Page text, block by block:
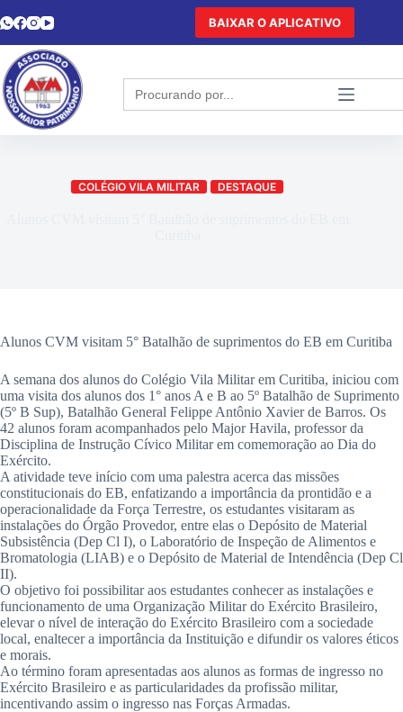
BAIXAR O APLICATIVO
Search
for:
COLÉGIO VILA MILITAR DESTAQUE
Alunos CVM visitam 5° Batalhão de suprimentos do EB em Curitiba
A semana dos alunos do Colégio Vila Militar em Curitiba, iniciou com
uma visita dos alunos dos 1° anos A e B ao 5º Batalhão de Suprimento
(5º B Sup), Batalhão General Felippe Antônio Xavier de Barros. Os
42 alunos foram acompanhados pelo Major Havila, professor da
Disciplina de Instrução Cívico Militar em comemoração ao Dia do
Exército.
A atividade teve início com uma palestra acerca das missões
constitucionais do EB, enfatizando a importância da prontidão e a
operacionalidade da Força Terrestre, os estudantes visitaram as
instalações do Órgão Provedor, entre elas o Depósito de Material
Subsistência (Dep Cl I), o Laboratório de Inspeção de Alimentos e
Bromatologia (LIAB) e o Depósito de Material de Intendência (Dep Cl
II).
O objetivo foi possibilitar aos estudantes conhecer as instalações e
funcionamento de uma Organização Militar do Exército Brasileiro,
elevar o nível de interação do Exército Brasileiro com a sociedade
local, enaltecer a importância da Instituição e difundir os valores éticos
e morais.
Ao término foram apresentadas aos alunos as formas de ingresso no
Exército Brasileiro e as particularidades da profissão militar,
incentivando assim o ingresso nas Forças Armadas.